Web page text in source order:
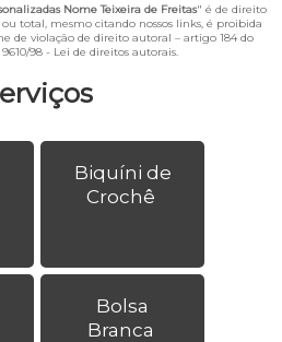
Biquíni de
Crochê
Bolsa
Branca
Nome Teixeira de Freitas" é de direito
total, mesmo citando nossos links, é proibida
de violação de direito autoral – artigo 184 do
9610/98 - Lei de direitos autorais.